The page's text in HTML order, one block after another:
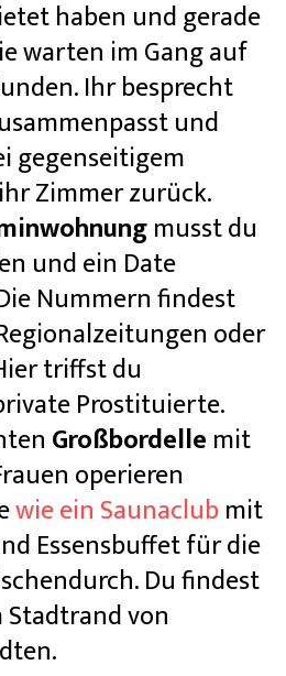
haben und gerade
warten im Gang auf
Ihr besprecht
und
gegenseitigem
Zimmer zurück.
musst du
und ein Date
Nummern findest
oder
triffst du
Prostituierte.
Großbordelle mit
operieren
wie ein Saunaclubmit
Essensbuffet für die
Du findest
von